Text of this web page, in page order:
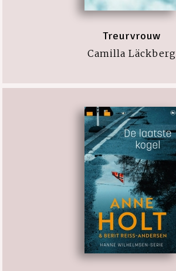
Treurvrouw
Camilla Läckberg